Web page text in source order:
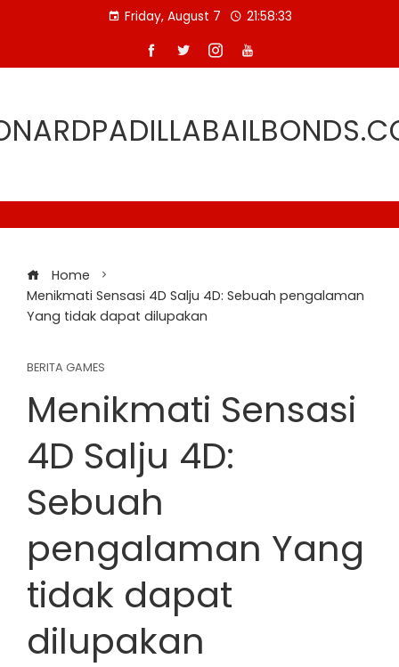
Friday, August 7 21:58:33
Home
Menikmati Sensasi 4D Salju 4D: Sebuah pengalaman
Yang tidak dapat dilupakan
BERITA GAMES
Menikmati Sensasi
4D Salju 4D:
Sebuah
pengalaman Yang
tidak dapat
dilupakan